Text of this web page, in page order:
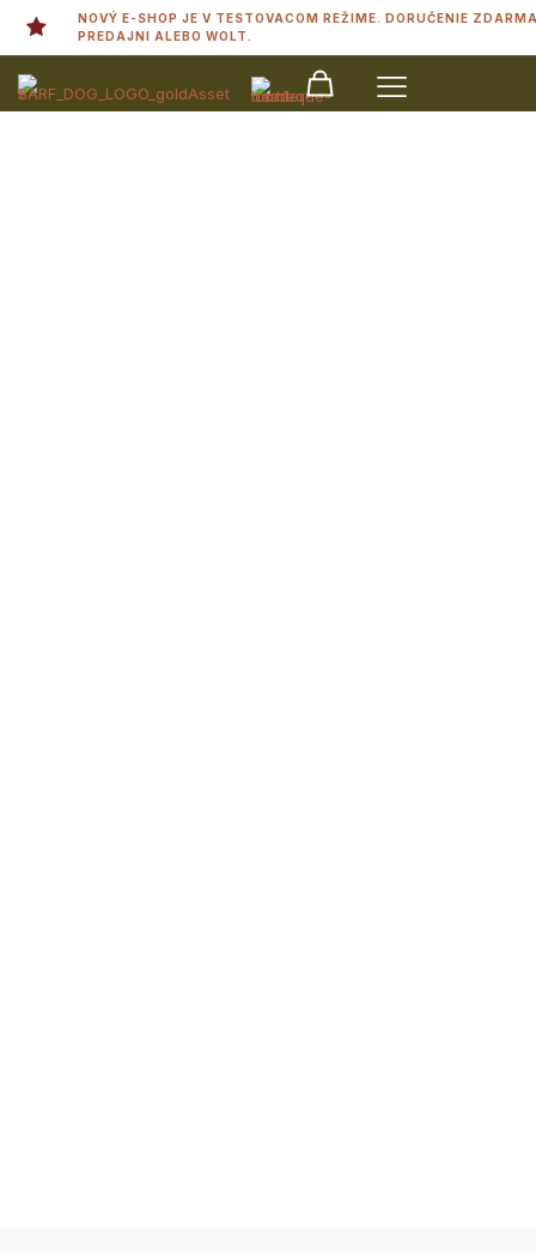
NOVÝ E-SHOP JE V TESTOVACOM REŽIME. DORUČENIE
PREDAJNI ALEBO WOLT.